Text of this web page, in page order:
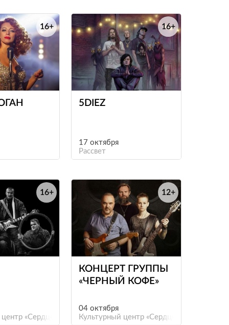
16+
е
5DIEZ
17 октября
Рассвет
16+
е
«Сердце»
16+
е
КОНЦЕРТ ГРУППЫ
«ЧЕРНЫЙ КОФЕ»
04 октября
Культурный центр «Сердце»
12+